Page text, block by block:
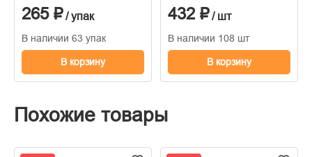
265 ₽/ упак
В наличии 63 упак
В корзину
432 ₽/ шт
В наличии 108 шт
В корзину
Похожие товары